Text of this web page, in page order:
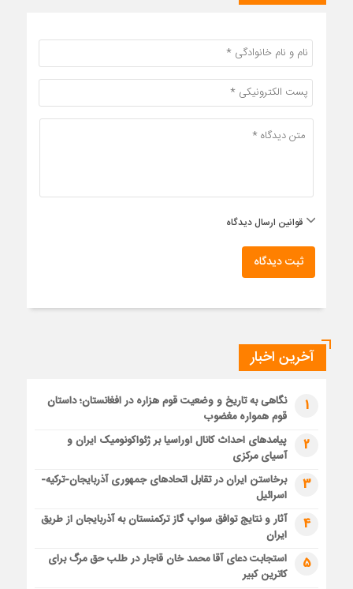
قوانین ارسال دیدگاه
ثبت دیدگاه
آخرین اخبار
1
نگاهی به تاریخ و وضعیت قوم هزاره در افغانستان؛ داستان
قوم همواره مغضوب
2
پیامدهای احداث کانال اوراسیا بر ژئواکونومیک ایران و
آسیای مرکزی
3
برخاستن ایران در تقابل اتحادهای جمهوری آذربایجان-ترکیه-
اسرائیل
4
آثار و نتایج توافق سواپ گاز ترکمنستان به آذربایجان از طریق
ایران
5
استجابت دعای آقا محمد خان قاجار در طلب حق مرگ برای
کاترین کبیر